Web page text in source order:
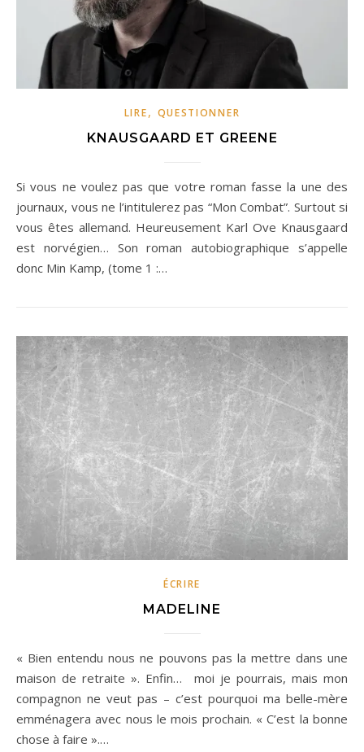
LIRE, QUESTIONNER
KNAUSGAARD ET GREENE
Si vous ne voulez pas que votre roman fasse la une des
journaux, vous ne l’intitulerez pas “Mon Combat”. Surtout si
vous êtes allemand. Heureusement Karl Ove Knausgaard
est norvégien… Son roman autobiographique s’appelle
donc Min Kamp, (tome 1 :…
ÉCRIRE
MADELINE
« Bien entendu nous ne pouvons pas la mettre dans une
maison de retraite ». Enfin… moi je pourrais, mais mon
compagnon ne veut pas – c’est pourquoi ma belle-mère
emménagera avec nous le mois prochain. « C’est la bonne
chose à faire ».…